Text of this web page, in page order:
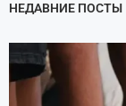
НЕДАВНИЕ ПОСТЫ